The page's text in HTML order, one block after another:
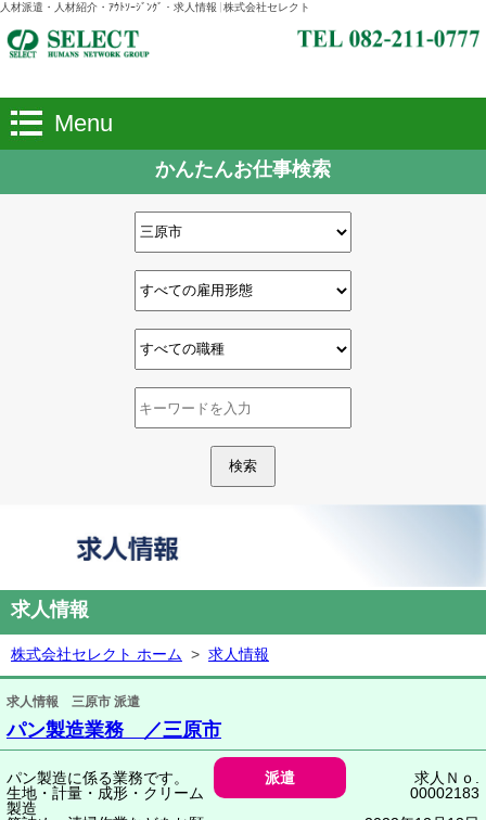
人材派遣・人材紹介・ｱｳﾄｿｰｼﾞﾝｸﾞ・求人情報 | 株式会社セレクト
Menu
かんたんお仕事検索
求人情報
株式会社セレクト ホーム > 求人情報
求人情報 三原市 派遣
パン製造業務 ／三原市
パン製造に係る業務です。
生地・計量・成形・クリーム
製造
派遣
求人Ｎｏ.
00002183